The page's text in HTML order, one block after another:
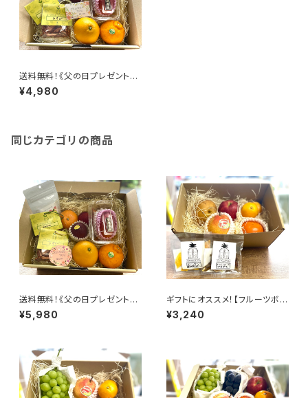
送料無料！《父の日プレゼント》
フルーツギフトS【国産マンゴー
＆旬のフルーツ詰め合わせセッ
¥4,980
同じカテゴリの商品
送料無料！《父の日プレゼント》
フルーツギフトM【国産マンゴー
＆旬のフルーツ詰め合わせセッ
¥5,980
ギフトにオススメ！【フルーツボッ
クスS】フルーツギフト 1〜2名
様用【東果堂厳選！旬のフルーツ
¥3,240